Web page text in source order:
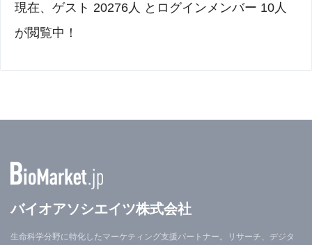
現在、ゲスト 20276人 とログインメンバー 10人
が閲覧中！
バイオアソシエイツ株式会社
生命科学分野に特化したマーケティング支援パートナー。リサーチ、デジタ